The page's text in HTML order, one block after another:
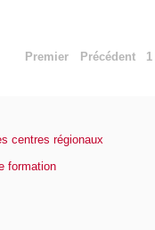
Premier Précédent 1
centres régionaux
formation